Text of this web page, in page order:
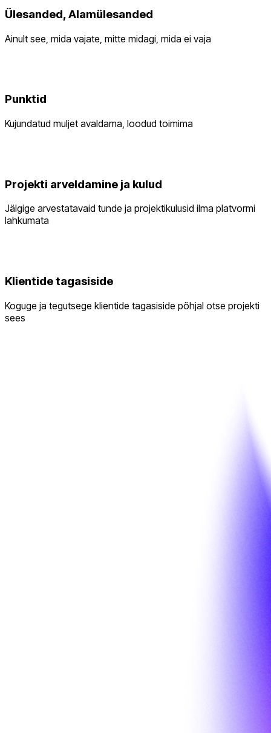
Ülesanded, Alamülesanded
Ainult see, mida vajate, mitte midagi, mida ei vaja
Punktid
Kujundatud muljet avaldama, loodud toimima
Projekti arveldamine ja kulud
Jälgige arvestatavaid tunde ja projektikulusid ilma platvormi
lahkumata
Klientide tagasiside
Koguge ja tegutsege klientide tagasiside põhjal otse projekti
sees